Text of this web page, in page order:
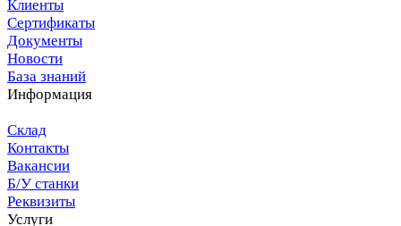
Клиенты
Сертификаты
Документы
Новости
База знаний
Информация
Склад
Контакты
Вакансии
Б/У станки
Реквизиты
Услуги